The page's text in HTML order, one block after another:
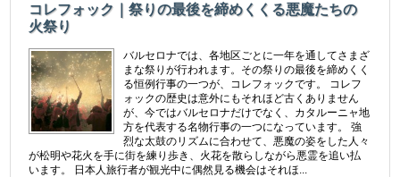
コレフォック｜祭りの最後を締めくくる悪魔たちの
火祭り
バルセロナでは、各地区ごとに一年を通してさまざ
まな祭りが行われます。その祭りの最後を締めくく
る恒例行事の一つが、コレフォックです。 コレフ
ォックの歴史は意外にもそれほど古くありません
が、今ではバルセロナだけでなく、カタルーニャ地
方を代表する名物行事の一つになっています。 強
烈な太鼓のリズムに合わせて、悪魔の姿をした人々
が松明や花火を手に街を練り歩き、火花を散らしながら悪霊を追い払
います。 日本人旅行者が観光中に偶然見る機会はそれほ...